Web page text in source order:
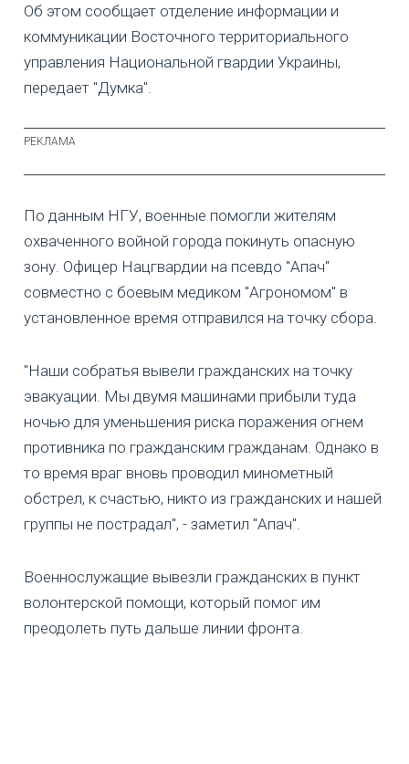
Об этом сообщает отделение информации и
коммуникации Восточного территориального
управления Национальной гвардии Украины,
передает "Думка".
По данным НГУ, военные помогли жителям
охваченного войной города покинуть опасную
зону. Офицер Нацгвардии на псевдо "Апач"
совместно с боевым медиком "Агрономом" в
установленное время отправился на точку сбора.
"Наши собратья вывели гражданских на точку
эвакуации. Мы двумя машинами прибыли туда
ночью для уменьшения риска поражения огнем
противника по гражданским гражданам. Однако в
то время враг вновь проводил минометный
обстрел, к счастью, никто из гражданских и нашей
группы не пострадал", - заметил "Апач".
Военнослужащие вывезли гражданских в пункт
волонтерской помощи, который помог им
преодолеть путь дальше линии фронта.